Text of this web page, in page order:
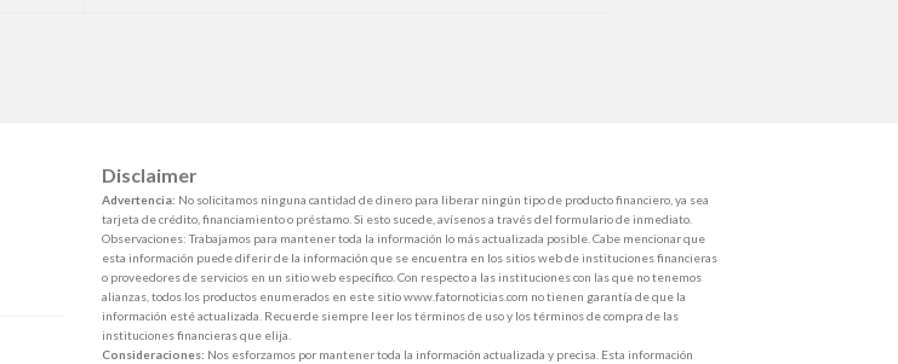
Disclaimer
Advertencia: No solicitamos ninguna cantidad de dinero para liberar ningún tipo de producto financiero, ya sea
tarjeta de crédito, financiamiento o préstamo. Si esto sucede, avísenos a través del formulario de inmediato.
Observaciones: Trabajamos para mantener toda la información lo más actualizada posible. Cabe mencionar que
esta información puede diferir de la información que se encuentra en los sitios web de instituciones financieras
o proveedores de servicios en un sitio web específico. Con respecto a las instituciones con las que no tenemos
alianzas, todos los productos enumerados en este sitio www.fatornoticias.com no tienen garantía de que la
información esté actualizada. Recuerde siempre leer los términos de uso y los términos de compra de las
instituciones financieras que elija.
Consideraciones: Nos esforzamos por mantener toda la información actualizada y precisa. Esta información